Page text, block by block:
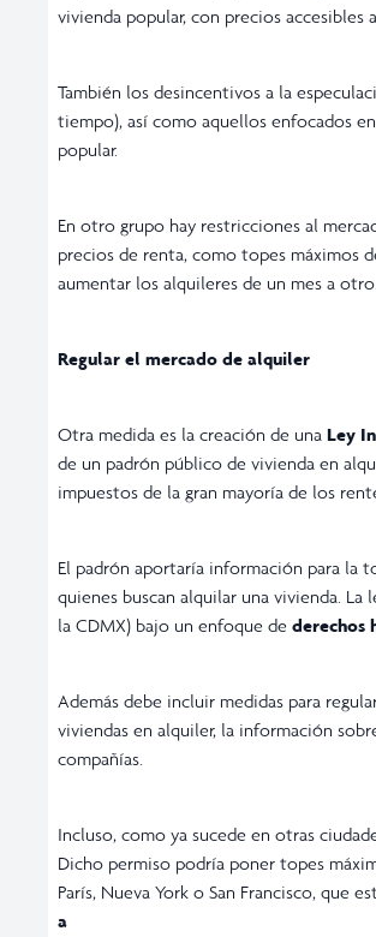
vivienda popular, con precios accesibles
También los desincentivos a la
tiempo), así como aquellos enfocados
popular.
En otro grupo hay restricciones al
precios de renta, como topes máximos
aumentar los alquileres de un mes a
Regular el mercado de alquiler
Otra medida es la creación de una Ley
de un padrón público de vivienda en
impuestos de la gran mayoría de los
El padrón aportaría información para la
quienes buscan alquilar una vivienda.
la CDMX) bajo un enfoque de derechos
Además debe incluir medidas para
viviendas en alquiler, la información
compañías.
Incluso, como ya sucede en otras
Dicho permiso podría poner topes
París, Nueva York o San Francisco, que